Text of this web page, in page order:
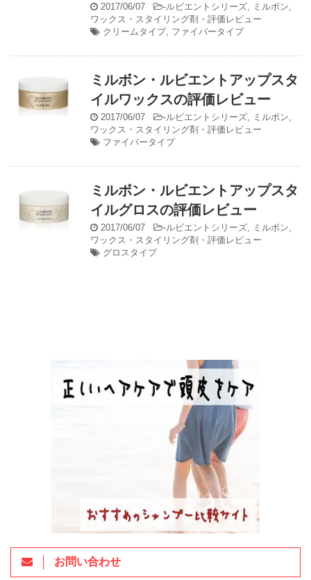
2017/06/07 -ルビエントシリーズ ミルボン
ワックス・スタイリング剤・評価レビュー
クリームタイプ, ファイバータイプ
ミルボン・ルビエントアップスタ
イルワックスの評価レビュー
2017/06/07 -ルビエントシリーズ ミルボン
ワックス・スタイリング剤・評価レビュー
ファイバータイプ
ミルボン・ルビエントアップスタ
イルグロスの評価レビュー
2017/06/07 -ルビエントシリーズ ミルボン
ワックス・スタイリング剤・評価レビュー
グロスタイプ
お問い合わせ